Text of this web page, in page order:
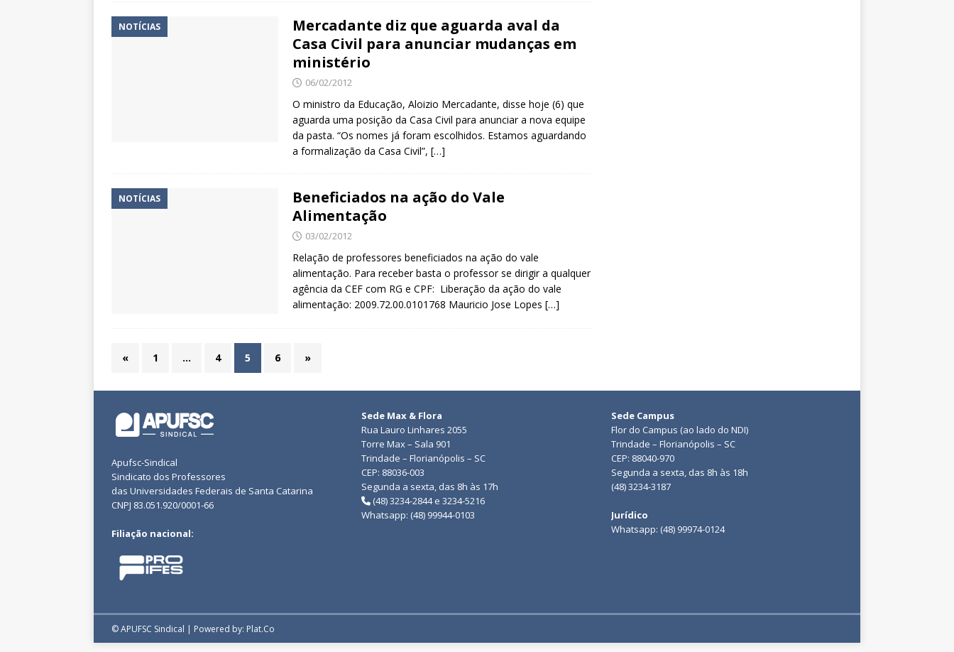
NOTÍCIAS
Mercadante diz que aguarda aval da
Casa Civil para anunciar mudanças em
ministério
06/02/2012
O ministro da Educação, Aloizio Mercadante, disse hoje (6) que
aguarda uma posição da Casa Civil para anunciar a nova equipe
da pasta. “Os nomes já foram escolhidos. Estamos aguardando
a formalização da Casa Civil”, […]
NOTÍCIAS
Beneficiados na ação do Vale
Alimentação
03/02/2012
Relação de professores beneficiados na ação do vale
alimentação. Para receber basta o professor se dirigir a qualquer
agência da CEF com RG e CPF: Liberação da ação do vale
alimentação: 2009.72.00.0101768 Mauricio Jose Lopes […]
« 1 … 4 5 6 »
Apufsc-Sindical
Sindicato dos Professores
das Universidades Federais de Santa Catarina
CNPJ 83.051.920/0001-66
Filiação nacional:
Sede Max & Flora
Rua Lauro Linhares 2055
Torre Max – Sala 901
Trindade – Florianópolis – SC
CEP: 88036-003
Segunda a sexta, das 8h às 17h
(48) 3234-2844 e 3234-5216
Whatsapp: (48) 99944-0103
Sede Campus
Flor do Campus (ao lado do NDI)
Trindade – Florianópolis – SC
CEP: 88040-970
Segunda a sexta, das 8h às 18h
(48) 3234-3187
Jurídico
Whatsapp: (48) 99974-0124
© APUFSC Sindical | Powered by: Plat.Co